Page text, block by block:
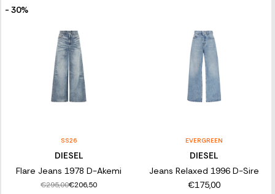
- 30%
SS26
DIESEL
Flare Jeans 1978 D-Akemi
€295,00€206,50
EVERGREEN
DIESEL
Jeans Relaxed 1996 D-Sire
€175,00